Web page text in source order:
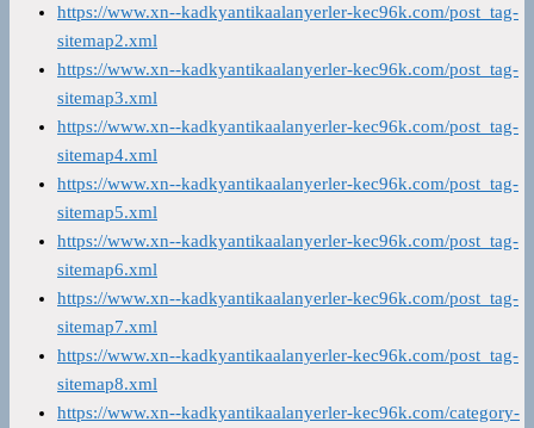
https://www.xn--kadkyantikaalanyerler-kec96k.com/post_tag-
sitemap2.xml
https://www.xn--kadkyantikaalanyerler-kec96k.com/post_tag-
sitemap3.xml
https://www.xn--kadkyantikaalanyerler-kec96k.com/post_tag-
sitemap4.xml
https://www.xn--kadkyantikaalanyerler-kec96k.com/post_tag-
sitemap5.xml
https://www.xn--kadkyantikaalanyerler-kec96k.com/post_tag-
sitemap6.xml
https://www.xn--kadkyantikaalanyerler-kec96k.com/post_tag-
sitemap7.xml
https://www.xn--kadkyantikaalanyerler-kec96k.com/post_tag-
sitemap8.xml
https://www.xn--kadkyantikaalanyerler-kec96k.com/category-